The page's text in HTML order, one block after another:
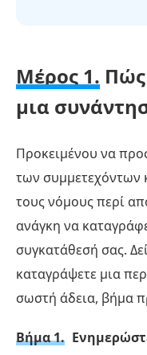
Μέρος 1.
μια
Προκειμένου να
των συμμετεχόντων
τους νόμους περί
ανάγκη να
συγκατάθεσή σας.
καταγράψετε μια
σωστή άδεια, βήμα
Βήμα 1.